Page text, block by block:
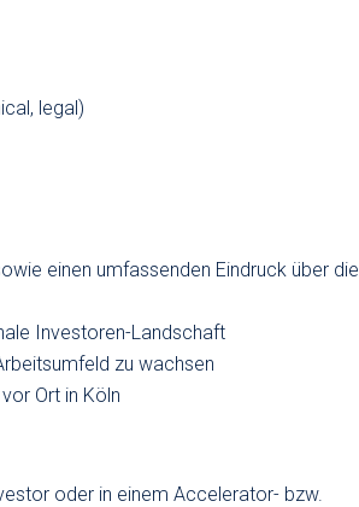
legal)
einen umfassenden Eindruck über die
Investoren-Landschaft
zu wachsen
Ort in Köln
oder in einem Accelerator- bzw.